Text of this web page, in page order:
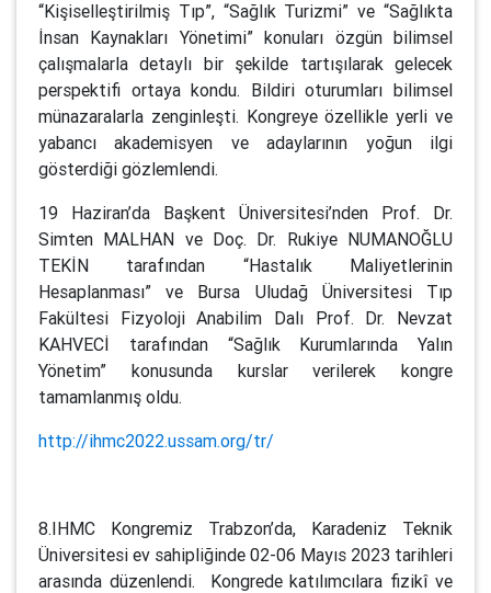
“Kişiselleştirilmiş Tıp”, “Sağlık Turizmi” ve “Sağlıkta
İnsan Kaynakları Yönetimi” konuları özgün bilimsel
çalışmalarla detaylı bir şekilde tartışılarak gelecek
perspektifi ortaya kondu. Bildiri oturumları bilimsel
münazaralarla zenginleşti. Kongreye özellikle yerli ve
yabancı akademisyen ve adaylarının yoğun ilgi
gösterdiği gözlemlendi.
19 Haziran’da Başkent Üniversitesi’nden Prof. Dr.
Simten MALHAN ve Doç. Dr. Rukiye NUMANOĞLU
TEKİN tarafından “Hastalık Maliyetlerinin
Hesaplanması” ve Bursa Uludağ Üniversitesi Tıp
Fakültesi Fizyoloji Anabilim Dalı Prof. Dr. Nevzat
KAHVECİ tarafından “Sağlık Kurumlarında Yalın
Yönetim” konusunda kurslar verilerek kongre
tamamlanmış oldu.
http://ihmc2022.ussam.org/tr/
8.IHMC Kongremiz Trabzon’da, Karadeniz Teknik
Üniversitesi ev sahipliğinde 02-06 Mayıs 2023 tarihleri
arasında düzenlendi. Kongrede katılımcılara fizikî ve